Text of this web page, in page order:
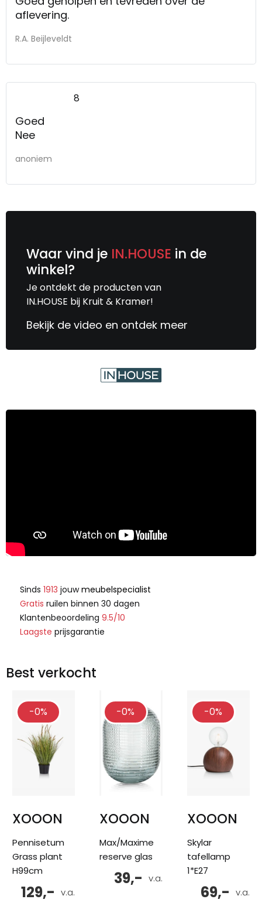
aflevering.
R.A. Beijleveldt
8
Goed
Nee
anoniem
Waar vind je IN.HOUSE in de
winkel?
Je ontdekt de producten van
IN.HOUSE bij Kruit & Kramer!
Bekijk de video en ontdek meer
Sinds 1913 jouwmeubelspecialist
Gratis ruilen binnen 30 dagen
Klantenbeoordeling 9.5/10
Laagste prijsgarantie
Best verkocht
-0%
XOOON
Pennisetum
Grass plant
H99cm
v.a.
129,-
-0%
XOOON
Max/Maxime
reserve glas
v.a.
39,-
-0%
XOOON
Skylar
tafellamp
1*E27
v.a.
69,-